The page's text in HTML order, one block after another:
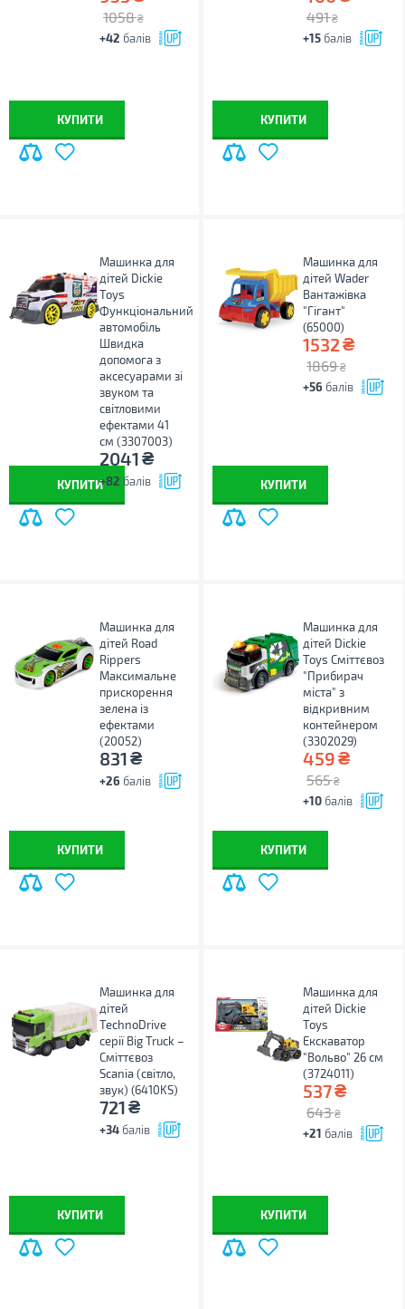
1058 ₴
+42 балів
КУПИТИ
491 ₴
+15 балів
КУПИТИ
Машинка для
дітей Dickie
Toys
Функціональний
автомобіль
Швидка
допомога з
аксесуарами зі
звуком та
світловими
ефектами 41
см (3307003)
2041₴
+82 балів
КУПИТИ
Машинка для
дітей Wader
Вантажiвка
"Гігант"
(65000)
1532₴
1869 ₴
+56 балів
КУПИТИ
Машинка для
дітей Road
Rippers
Максимальне
прискорення
зелена із
ефектами
(20052)
831₴
+26 балів
КУПИТИ
Машинка для
дітей Dickie
Toys Сміттєвоз
"Прибирач
міста" з
відкривним
контейнером
(3302029)
459₴
565 ₴
+10 балів
КУПИТИ
Машинка для
дітей
TechnoDrive
серії Big Truck –
Сміттєвоз
Scania (світло,
звук) (6410KS)
721₴
+34 балів
КУПИТИ
Машинка для
дітей Dickie
Toys
Екскаватор
"Вольво" 26 см
(3724011)
537₴
643 ₴
+21 балів
КУПИТИ